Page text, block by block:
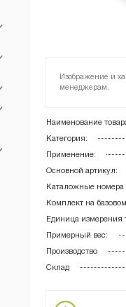
Изображение и
менеджерам.
Наименование
Категория:
Применение:
Основной артикул:
Каталожные номера
Комплект на
Единица измерения
Примерный вес:
Производство
Склад